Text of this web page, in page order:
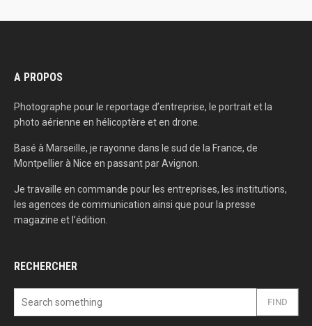
A PROPOS
Photographe pour le reportage d’entreprise, le portrait et la
photo aérienne en hélicoptère et en drone.
Basé à Marseille, je rayonne dans le sud de la France, de
Montpellier à Nice en passant par Avignon.
Je travaille en commande pour les entreprises, les institutions,
les agences de communication ainsi que pour la presse
magazine et l’édition.
RECHERCHER
FIND